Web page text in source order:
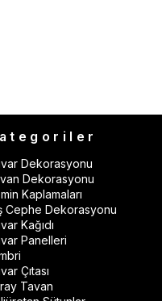
Dekorasyonu
Dekorasyonu
Kaplamaları
Cephe Dekorasyonu
Kağıdı
Panelleri
Çıtası
Tavan